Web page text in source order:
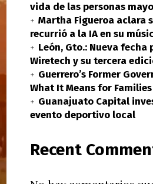
vida de las personas
Martha Figueroa aclara
recurrió a la IA en su
León, Gto.: Nueva fecha
Wiretech y su tercera
Guerrero’s Former
What It Means for Families
Guanajuato Capital
evento deportivo local
Recent